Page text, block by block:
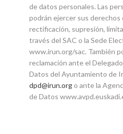
de datos personales. Las
podrán ejercer sus derechos
rectificación, supresión,
través del SAC o la Sede
www.irun.org/sac. También
reclamación ante el
Datos del Ayuntamiento de
dpd@irun.org o ante la
de Datos